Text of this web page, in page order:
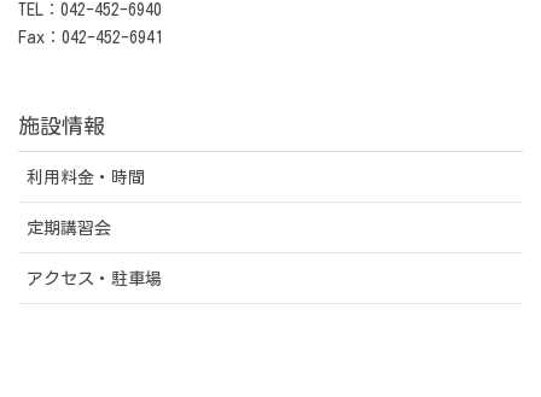
TEL：042-452-6940
Fax：042-452-6941
施設情報
利用料金・時間
定期講習会
アクセス・駐車場